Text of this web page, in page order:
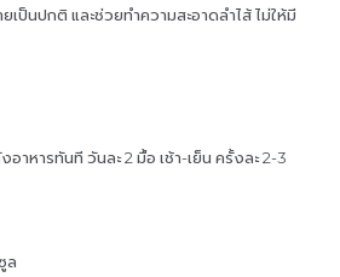
เป็นปกติ และช่วยทำความสะอาดลำไส้ ไม่ให้มี
าหารทันที วันละ 2 มื้อ เช้า-เย็น ครั้งละ 2-3
ล